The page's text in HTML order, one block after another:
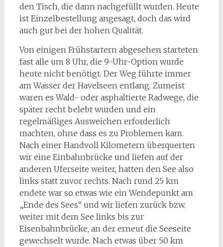
den Tisch, die dann nachgefüllt wurden. Heute
ist Einzelbestellung angesagt, doch das wird
auch gut bei der hohen Qualität.
Von einigen Frühstartern abgesehen starteten
fast alle um 8 Uhr, die 9-Uhr-Option wurde
heute nicht benötigt. Der Weg führte immer
am Wasser der Havelseen entlang. Zumeist
waren es Wald- oder asphaltierte Radwege, die
später recht belebt wurden und ein
regelmäßiges Ausweichen erforderlich
machten, ohne dass es zu Problemen kam.
Nach einer Handvoll Kilometern überquerten
wir eine Einbahnbrücke und liefen auf der
anderen Uferseite weiter, hatten den See also
links statt zuvor rechts. Nach rund 25 km
endete war so etwas wie ein Wendepunkt am
„Ende des Sees“ und wir liefen zurück bzw.
weiter mit dem See links bis zur
Eisenbahnbrücke, an der erneut die Seeseite
gewechselt wurde. Nach etwas über 50 km